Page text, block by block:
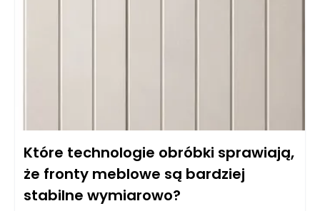
Które technologie obróbki sprawiają,
że fronty meblowe są bardziej
stabilne wymiarowo?